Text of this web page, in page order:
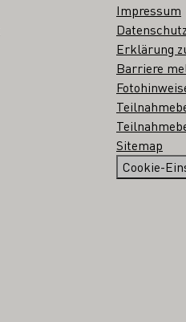
Impressum
Erklärung
Barriere
Sitemap
Cookie-